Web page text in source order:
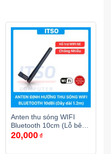
Anten thu sóng WIFI
Bluetooth 10cm (Lỗ bên
trong)
20,000 ₫